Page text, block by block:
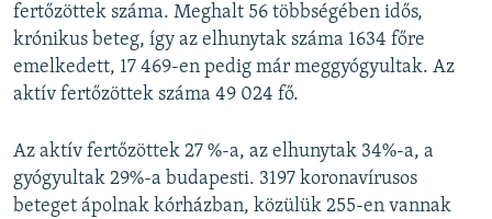
fertőzöttek száma. Meghalt 56 többségében idős,
krónikus beteg, így az elhunytak száma 1634 főre
emelkedett, 17 469-en pedig már meggyógyultak. Az
aktív fertőzöttek száma 49 024 fő.
Az aktív fertőzöttek 27 %-a, az elhunytak 34%-a, a
gyógyultak 29%-a budapesti. 3197 koronavírusos
beteget ápolnak kórházban, közülük 255-en vannak